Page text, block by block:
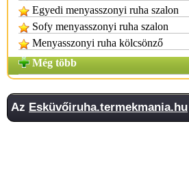
Egyedi menyasszonyi ruha szalon
Sofy menyasszonyi ruha szalon
Menyasszonyi ruha kölcsönző
Még több
Az Esküvőiruha.termekmania.hu